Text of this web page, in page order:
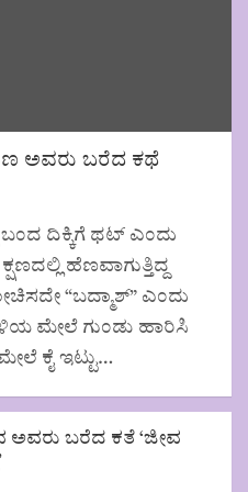
ಅವರು ಬರೆದ ಕಥೆ
ದಿಕ್ಕಿಗೆ ಥಟ್ ಎಂದು
ಹೆಣವಾಗುತ್ತಿದ್ದ
“ಬದ್ಮಾಶ್” ಎಂದು
ಮೇಲೆ ಗುಂಡು ಹಾರಿಸಿ
ಕೈ ಇಟ್ಟು…
ಅವರು ಬರೆದ ಕತೆ ‘ಜೀವ